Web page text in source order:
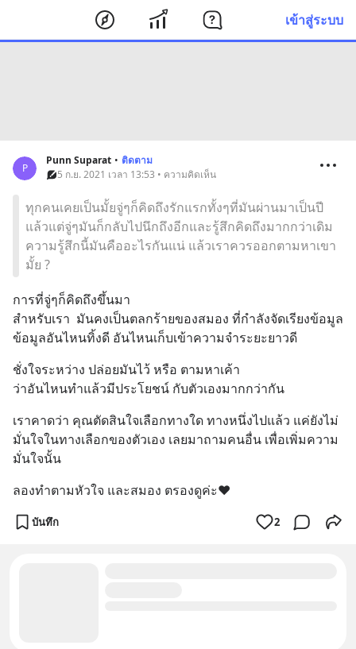
เข้าสู่ระบบ
P
Punn Suparat • ติดตาม
5 ก.ย. 2021 เวลา 13:53 • ความคิดเห็น
ทุกคนเคยเป็นมั้ยจู่ๆก็คิดถึงรักแรกทั้งๆที่มันผ่านมาเป็นปี
แล้วแต่จู่ๆมันก็กลับไปนึกถึงอีกและรู้สึกคิดถึงมากกว่าเดิม
ความรู้สึกนี้มันคืออะไรกันแน่ แล้วเราควรออกตามหาเขา
มั้ย ?
การที่จู่ๆก็คิดถึงขึ้นมา
ข้อมูลอันไหนทิ้งดี อันไหนเก็บเข้าความจำระยะยาวดี
ชั่งใจระหว่าง ปล่อยมันไว้ หรือ ตามหาเค้า
ว่าอันไหนทำแล้วมีประโยชน์ กับตัวเองมากกว่ากัน
เราคาดว่า คุณตัดสินใจเลือกทางใด ทางหนึ่งไปแล้ว แค่ยังไม่
มั่นใจในทางเลือกของตัวเอง เลยมาถามคนอื่น เพื่อเพิ่มความ
มั่นใจนั้น
ลองทำตามหัวใจ และสมอง ตรองดูค่ะ❤️
บันทึก 2